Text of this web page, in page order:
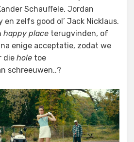
Schauffele, Jordan
en zelfs good ol’ Jack Nicklaus.
happy place terugvinden, of
enige acceptatie, zodat we
die hole toe
schreeuwen..?